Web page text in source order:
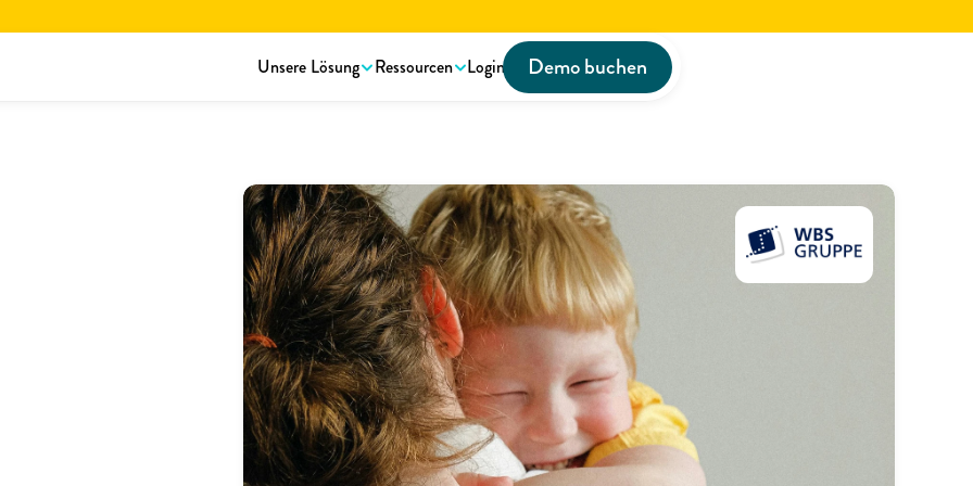
Unsere Lösung Ressourcen Login Demo buchen